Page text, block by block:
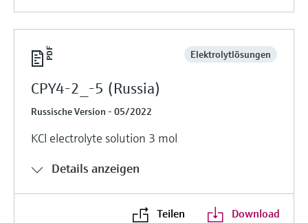
Elektrolytlösungen
CPY4-2_-5 (Russia)
Russische Version - 05/2022
KCl electrolyte solution 3 mol
Details anzeigen
Teilen Download